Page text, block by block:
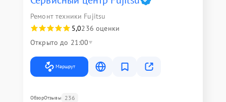
Ремонт техники Fujitsu
5,0236 оценки
Открыто до 21:00
Маршрут
ОбзорОтзывы 236